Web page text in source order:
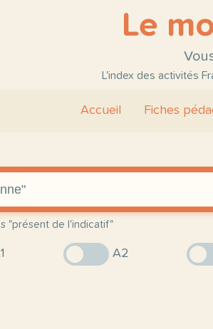
Le
L'index des activités
Accueil Fiches
"présent de l'indicatif"
A2